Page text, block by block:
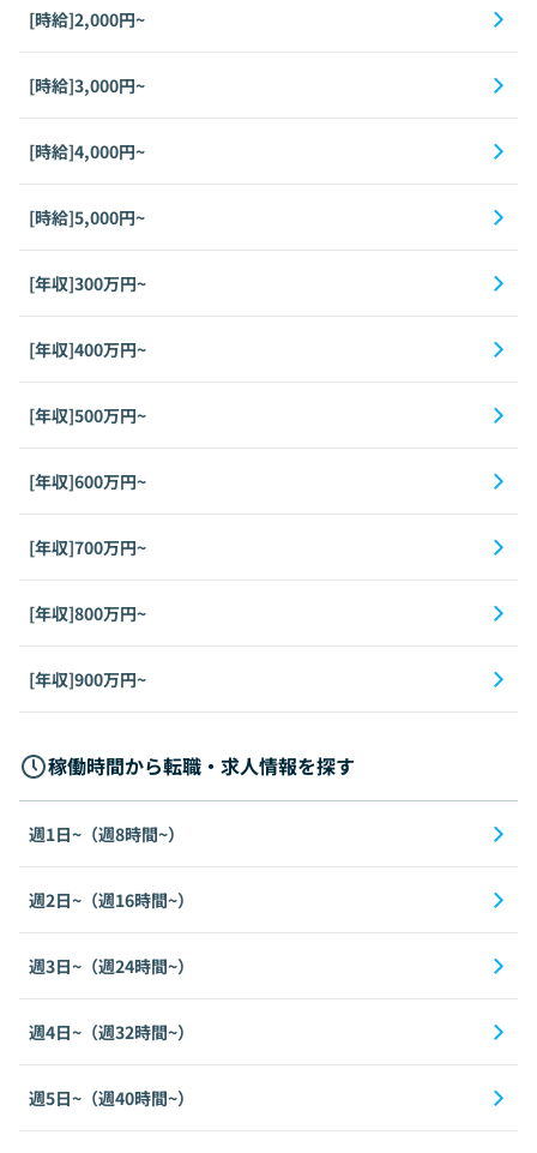
[時給]2,000円~
[時給]3,000円~
[時給]4,000円~
[時給]5,000円~
[年収]300万円~
[年収]400万円~
[年収]500万円~
[年収]600万円~
[年収]700万円~
[年収]800万円~
[年収]900万円~
稼働時間から転職・求人情報を探す
週1日~（週8時間~）
週2日~（週16時間~）
週3日~（週24時間~）
週4日~（週32時間~）
週5日~（週40時間~）